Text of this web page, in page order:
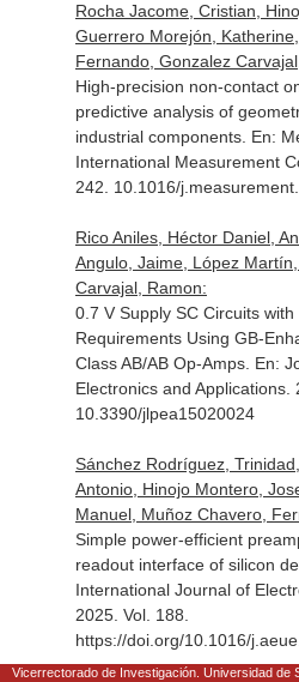
Rocha Jacome, Cristian,
Guerrero Morejón,
Fernando, Gonzalez
High-precision non-contact
predictive analysis of
industrial components. En:
International Measurement
242. 10.1016/
Rico Aniles, Héctor Daniel,
Angulo, Jaime, López
Carvajal, Ramon:
0.7 V Supply SC Circuits
Requirements Using GB-
Class AB/AB Op-Amps. En:
Electronics and Applications.
10.3390/jlpea15020024
Sánchez Rodríguez,
Antonio, Hinojo Montero,
Manuel, Muñoz Chavero,
Simple power-efficient
readout interface of silicon
International Journal of
2025. Vol. 188.
https://doi.org/10.1016/
Vicerrectorado de Investigación. Universidad de